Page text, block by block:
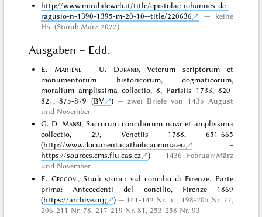
http://www.mirabileweb.it/title/epistolae-iohannes-de-
ragusio-n-1390-1395-m-20-10--title/220636
keine
Hs. (Stand: März 2022)
Ausgaben – Edd.
E. Martène– U. Durand, Veterum scriptorum et
monumentorum historicorum, dogmaticorum,
moralium amplissima collectio, 8, Parisiis 1733, 820-
821, 875-879 (BV )
zwei Briefe von 1435 August
und November
G. D. Mansi, Sacrorum conciliorum nova et amplissima
collectio, 29, Venetiis 1788, 651-665
(http://www.documentacatholicaomnia.eu
–
https://sources.cms.flu.cas.cz
)
1436 Februar/März
und November
E. Cecconi, Studi storici sul concilio di Firenze. Parte
prima: Antecedenti del concilio, Firenze 1869
(https://archive.org )
141-142 Nr. 51, 198-205 Nr. 77,
206-211 Nr. 78, 217-219 Nr. 81, 253-258 Nr. 93